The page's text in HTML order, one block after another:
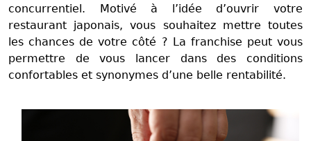
concurrentiel. Motivé à l’idée d’ouvrir votre
restaurant japonais, vous souhaitez mettre toutes
les chances de votre côté ? La franchise peut vous
permettre de vous lancer dans des conditions
confortables et synonymes d’une belle rentabilité.